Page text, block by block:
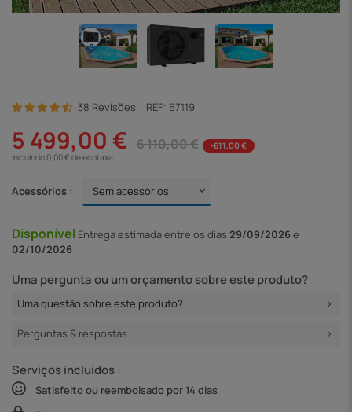
38 Revisões REF: 67119
5 499,00 € 6 110,00 €
-611,00 €
Incluindo 0,00 € de ecotaxa
Acessórios :
Disponível Entregaestimada entre os dias 29/09/2026e
02/10/2026
Uma pergunta ou um orçamento sobre este produto?
Uma questão sobre este produto?
Perguntas & respostas
Serviços incluídos :
Satisfeito ou reembolsado por 14 dias